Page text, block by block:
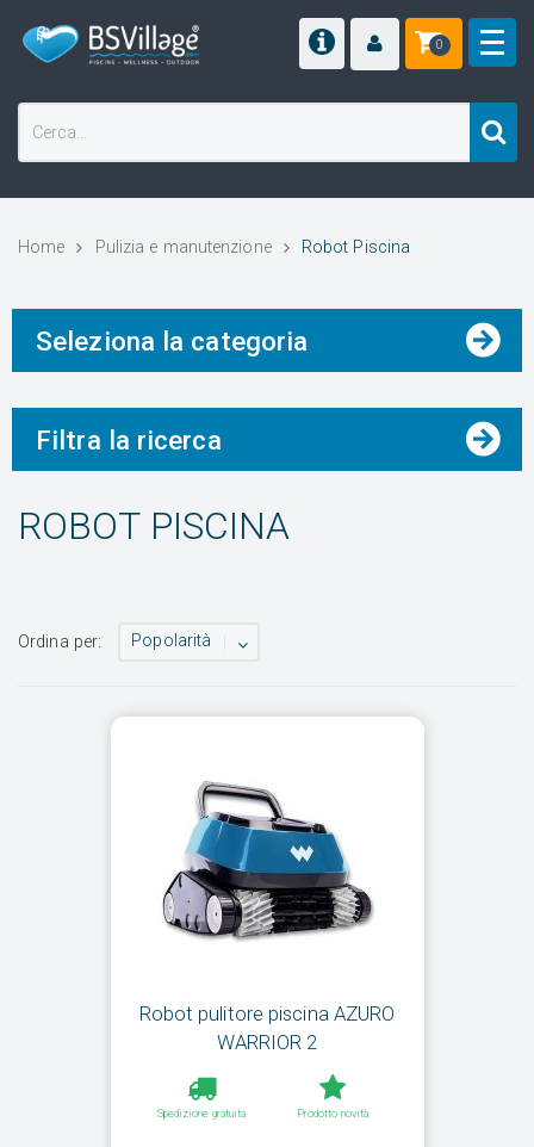
0
Home Pulizia e manutenzione Robot Piscina
Seleziona la categoria
Filtra la ricerca
ROBOT PISCINA
Ordina per: Popolarità
Robot pulitore piscina AZURO
WARRIOR 2
Spedizione gratuita Prodotto novità